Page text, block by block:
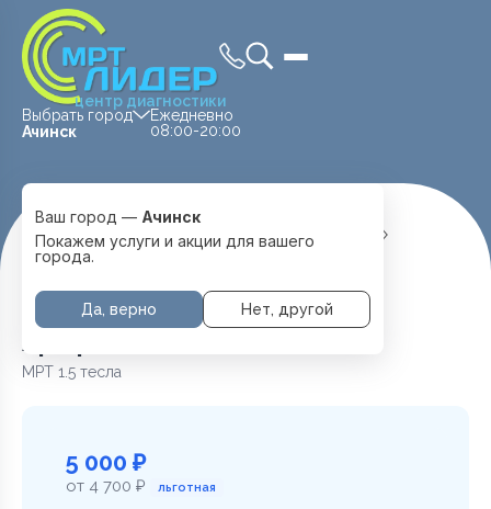
центр диагностики
Выбрать город
Ачинск
Ежедневно
08:00-20:00
Ваш город — Ачинск
Покажем услуги и акции для вашего
города.
Да, верно Нет, другой
Главная Услуги и цены МРТ Позвоночника
Артерии шеи
Артерии шеи в Ачинске
МРТ 1.5 тесла
5 000 ₽
от 4 700 ₽ льготная